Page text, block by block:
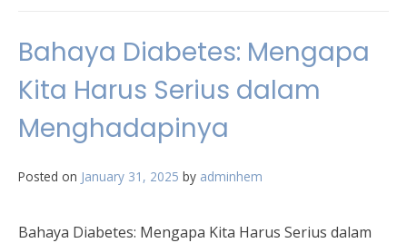
Bahaya Diabetes: Mengapa
Kita Harus Serius dalam
Menghadapinya
Posted on January 31, 2025 by adminhem
Bahaya Diabetes: Mengapa Kita Harus Serius dalam